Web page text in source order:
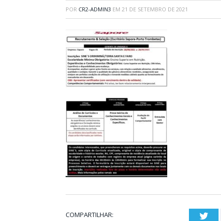
POR CR2-ADMIN3 EM 21 DE SETEMBRO DE 2021
COMPARTILHAR: